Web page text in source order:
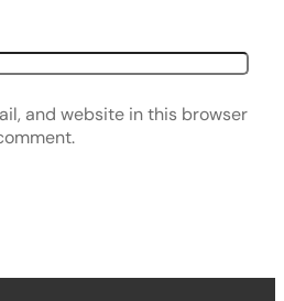
and website in this browser